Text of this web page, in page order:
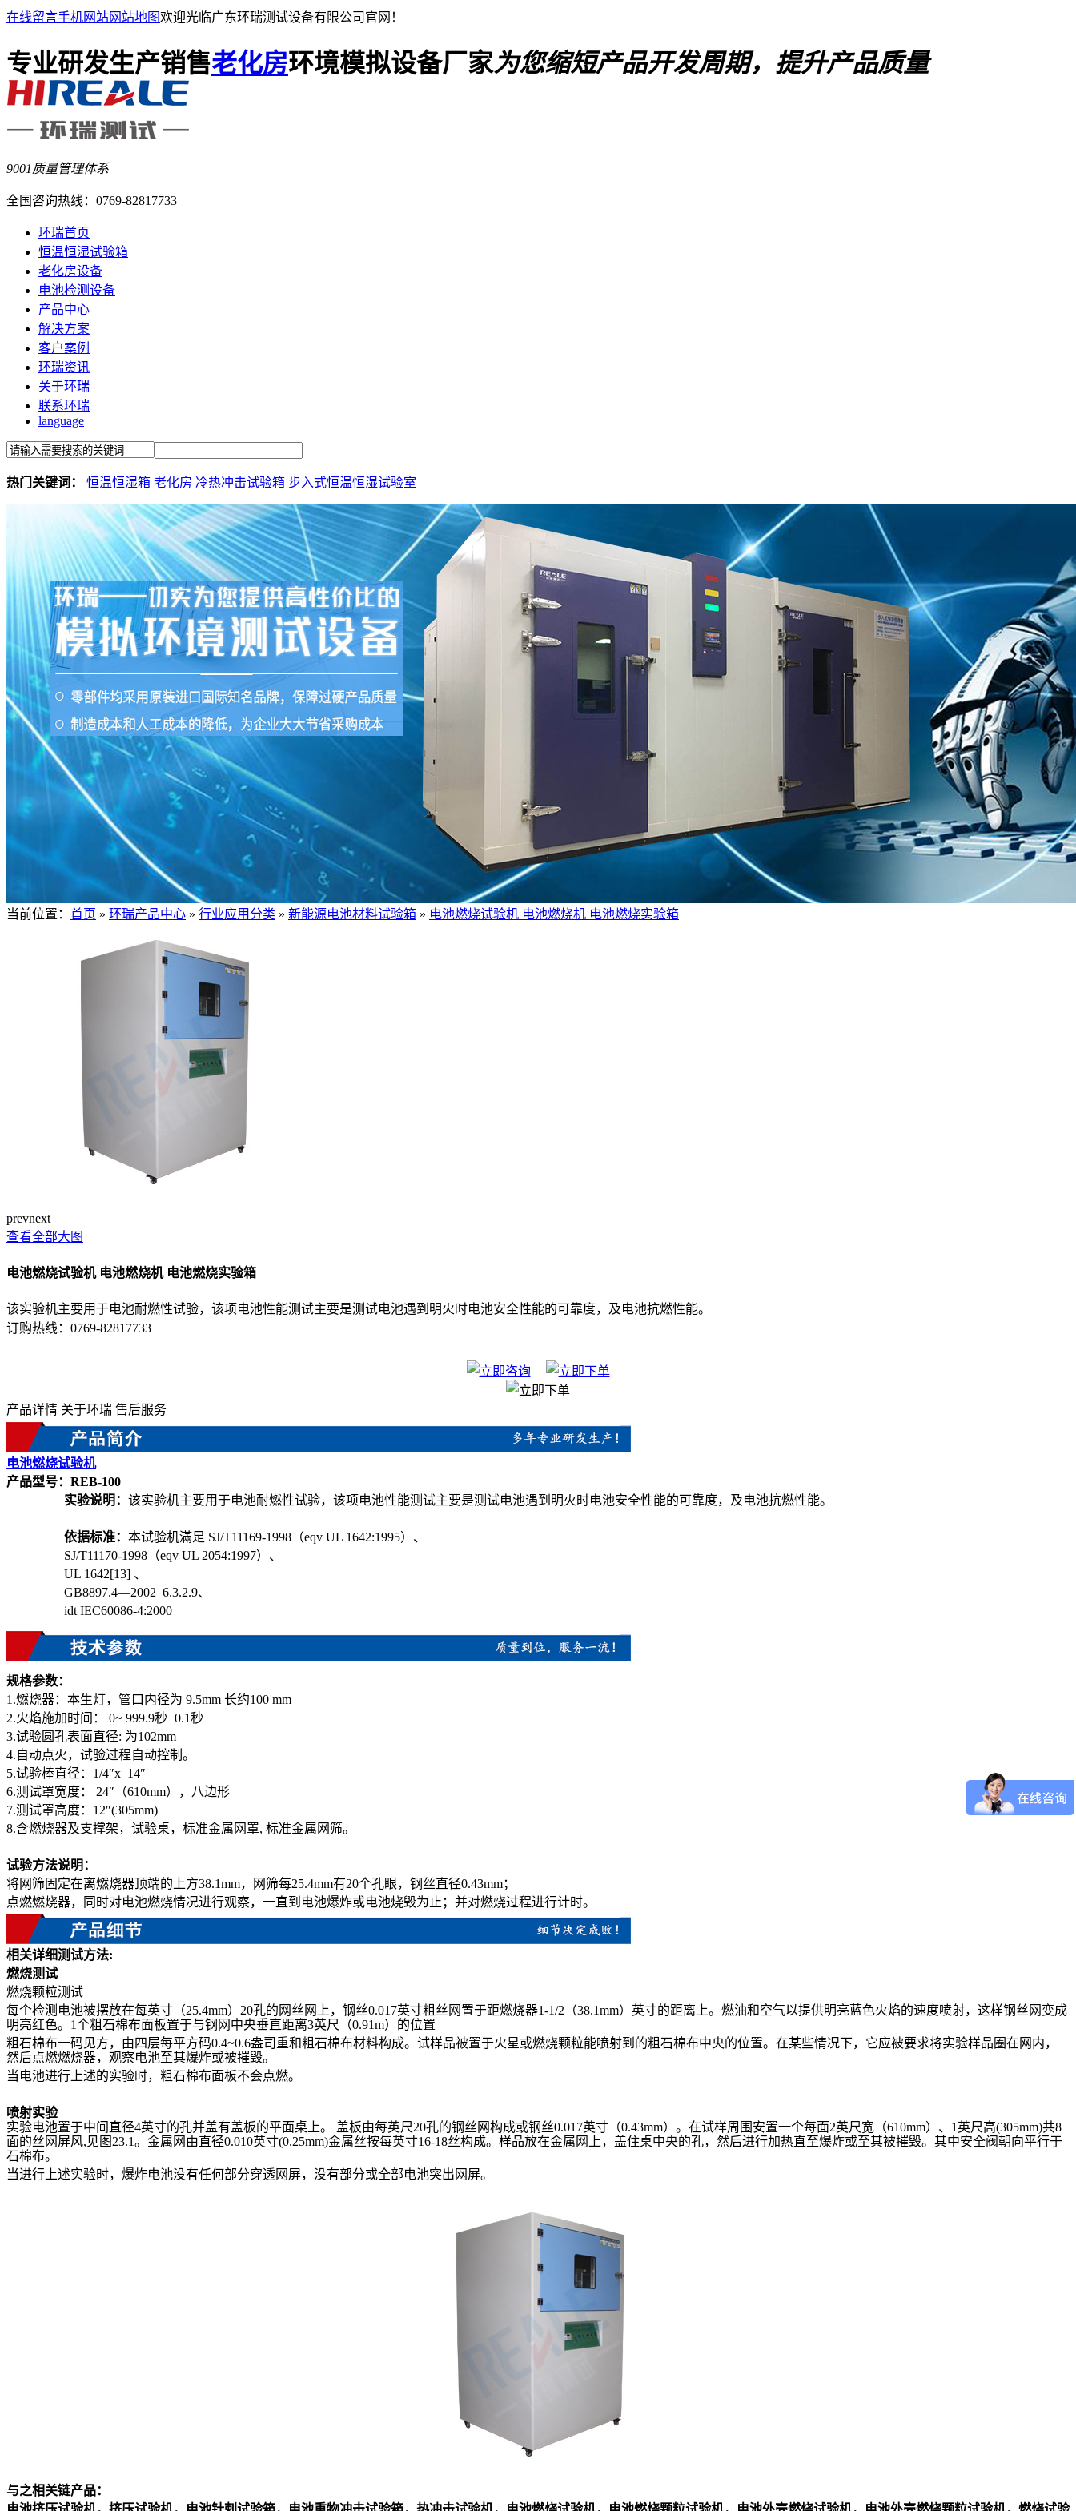
在线留言手机网站网站地图欢迎光临广东环瑞测试设备有限公司官网！
专业研发生产销售老化房环境模拟设备厂家为您缩短产品开发周期，提升产品质量
9001质量管理体系
全国咨询热线： 0769-82817733
环瑞首页
恒温恒湿试验箱
老化房设备
电池检测设备
产品中心
解决方案
客户案例
环瑞资讯
关于环瑞
联系环瑞
language
热门关键词： 恒温恒湿箱 老化房 冷热冲击试验箱 步入式恒温恒湿试验室
当前位置： 首页 » 环瑞产品中心 » 行业应用分类 » 新能源电池材料试验箱 » 电池燃烧试验机 电池燃烧机 电池燃烧实验箱
prevnext
查看全部大图
电池燃烧试验机 电池燃烧机 电池燃烧实验箱
该实验机主要用于电池耐燃性试验，该项电池性能测试主要是测试电池遇到明火时电池安全性能的可靠度，及电池抗燃性能。
订购热线： 0769-82817733
产品详情 关于环瑞 售后服务
电池燃烧试验机
产品型号： REB-100
实验说明： 该实验机主要用于电池耐燃性试验，该项电池性能测试主要是测试电池遇到明火时电池安全性能的可靠度，及电池抗燃性能。
依据标准： 本试验机滿足 SJ/T11169-1998（eqv UL 1642:1995）、
SJ/T11170-1998（eqv UL 2054:1997）、
UL 1642[13] 、
GB8897.4—2002 6.3.2.9、
idt IEC60086-4:2000
规格参数：
1.燃烧器：本生灯，管口内径为 9.5mm 长约100 mm
2.火焰施加时间： 0~ 999.9秒±0.1秒
3.试验圆孔表面直径: 为102mm
4.自动点火，试验过程自动控制。
5.试验棒直径：1/4″x 14″
6.测试罩宽度： 24″（610mm），八边形
7.测试罩高度：12″(305mm)
8.含燃烧器及支撑架，试验桌，标准金属网罩, 标准金属网筛。
试验方法说明：
将网筛固定在离燃烧器顶端的上方38.1mm，网筛每25.4mm有20个孔眼，钢丝直径0.43mm；
点燃燃烧器，同时对电池燃烧情况进行观察，一直到电池爆炸或电池烧毁为止；并对燃烧过程进行计时。
相关详细测试方法:
燃烧测试
燃烧颗粒测试
每个检测电池被摆放在每英寸（25.4mm）20孔的网丝网上，钢丝0.017英寸粗丝网置于距燃烧器1-1/2（38.1mm）英寸的距离上。燃油和空气以提供明亮蓝色火焰的速度喷射，这样钢丝网变成
明亮红色。1个粗石棉布面板置于与钢网中央垂直距离3英尺（0.91m）的位置
粗石棉布一码见方，由四层每平方码0.4~0.6盎司重和粗石棉布材料构成。试样品被置于火星或燃烧颗粒能喷射到的粗石棉布中央的位置。在某些情况下，它应被要求将实验样品圈在网内，
然后点燃燃烧器，观察电池至其爆炸或被摧毁。
当电池进行上述的实验时，粗石棉布面板不会点燃。
喷射实验
实验电池置于中间直径4英寸的孔并盖有盖板的平面桌上。 盖板由每英尺20孔的钢丝网构成或钢丝0.017英寸（0.43mm）。在试样周围安置一个每面2英尺宽（610mm）、1英尺高(305mm)共8
面的丝网屏风,见图23.1。金属网由直径0.010英寸(0.25mm)金属丝按每英寸16-18丝构成。样品放在金属网上，盖住桌中央的孔，然后进行加热直至爆炸或至其被摧毁。其中安全阀朝向平行于
石棉布。
当进行上述实验时，爆炸电池没有任何部分穿透网屏，没有部分或全部电池突出网屏。
与之相关链产品：